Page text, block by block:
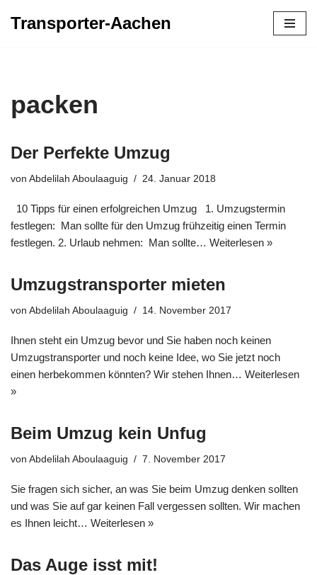
Transporter-Aachen
packen
Der Perfekte Umzug
von Abdelilah Aboulaaguig 24. Januar 2018
10 Tipps für einen erfolgreichen Umzug 1. Umzugstermin
festlegen: Man sollte für den Umzug frühzeitig einen Termin
festlegen. 2. Urlaub nehmen: Man sollte… Weiterlesen »
Umzugstransporter mieten
von Abdelilah Aboulaaguig 14. November 2017
Ihnen steht ein Umzug bevor und Sie haben noch keinen
Umzugstransporter und noch keine Idee, wo Sie jetzt noch
einen herbekommen könnten? Wir stehen Ihnen… Weiterlesen
»
Beim Umzug kein Unfug
von Abdelilah Aboulaaguig 7. November 2017
Sie fragen sich sicher, an was Sie beim Umzug denken sollten
und was Sie auf gar keinen Fall vergessen sollten. Wir machen
es Ihnen leicht… Weiterlesen »
Das Auge isst mit!